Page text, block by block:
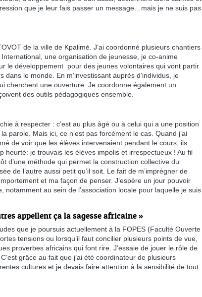
que je leur fais passer un message…mais je ne suis pas
de la ville de Kpalimé. J’ai coordonné plusieurs chantiers
une organisation de jeunesse, je co-anime
le développement pour des jeunes volontaires qui vont partir
le monde. En m’investissant auprès d’individus, je
cherchent une ouverture. Je coordonne également un
des outils pédagogiques ensemble.
à respecter : c’est au plus âgé ou à celui qui a une position
parole. Mais ici, ce n’est pas forcément le cas. Quand j’ai
de voir que les élèves intervenaient pendant le cours, ils
heurté: je trouvais les élèves impolis et irrespectueux ! Au fil
d’une méthode qui permet la construction collective du
de l’autre aussi petit qu’il soit. Le fait de m’imprégner de
et ma façon de penser. J’espère un jour pouvoir
notamment au sein de l’association locale pour laquelle je suis
appellent ça la sagesse africaine »
que je poursuis actuellement à la FOPES (Faculté Ouverte
tensions ou lorsqu’il faut concilier plusieurs points de vue,
proverbes africains qui font rire. J’essaie de jouer le rôle de
grâce au fait que j’ai été coordinateur de plusieurs
cultures et je devais faire attention à la sensibilité de tout